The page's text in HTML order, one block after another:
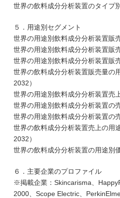
世界の飲料成分分析装置のタイプ
５．用途別セグメント
世界の用途別飲料成分分析装置販
世界の用途別飲料成分分析装置販
世界の用途別飲料成分分析装置販
世界の飲料成分分析装置販売量の
2032）
世界の用途別飲料成分分析装置売
世界の用途別飲料成分分析装置の
世界の用途別飲料成分分析装置の
世界の飲料成分分析装置売上の用
2032）
世界の飲料成分分析装置の用途別
６．主要企業のプロファイル
※掲載企業：Skincarisma、
2000、Scope Electric、